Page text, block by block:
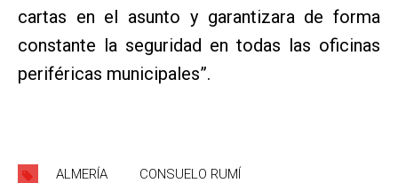
cartas en el asunto y garantizara de forma
constante la seguridad en todas las oficinas
periféricas municipales”.
ALMERÍA CONSUELO RUMÍ